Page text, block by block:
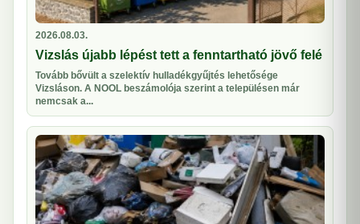
2026.08.03.
Vizslás újabb lépést tett a fenntartható jövő felé
Tovább bővült a szelektív hulladékgyűjtés lehetősége
Vizsláson. A NOOL beszámolója szerint a településen már
nemcsak a...